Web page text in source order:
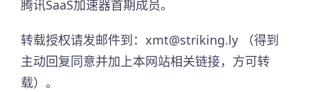
腾讯SaaS加速器首期成员。​
转载授权请发邮件到：xmt@striking.ly （得到
主动回复同意并加上本网站相关链接，方可转
载）。